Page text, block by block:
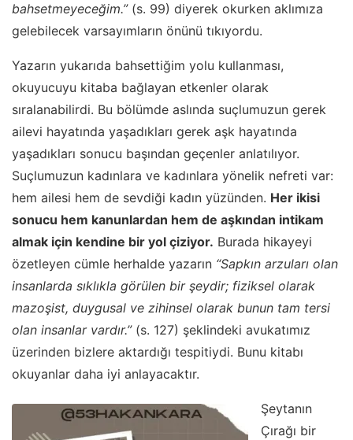
bahsetmeyeceğim.”(s. 99) diyerek okurken aklımıza
gelebilecek varsayımların önünü tıkıyordu.
Yazarın yukarıda bahsettiğim yolu kullanması,
okuyucuyu kitaba bağlayan etkenler olarak
sıralanabilirdi. Bu bölümde aslında suçlumuzun gerek
ailevi hayatında yaşadıkları gerek aşk hayatında
yaşadıkları sonucu başından geçenler anlatılıyor.
Suçlumuzun kadınlara ve kadınlara yönelik nefreti var:
hem ailesi hem de sevdiği kadın yüzünden. Her ikisi
sonucu hem kanunlardan hem de aşkından intikam
almak için kendine bir yol çiziyor. Burada hikayeyi
özetleyen cümle herhalde yazarın “Sapkın arzuları olan
insanlarda sıklıkla görülen bir şeydir; fiziksel olarak
mazoşist, duygusal ve zihinsel olarak bunun tam tersi
olan insanlar vardır.”(s. 127) şeklindeki avukatımız
üzerinden bizlere aktardığı tespitiydi. Bunu kitabı
okuyanlar daha iyi anlayacaktır.
Şeytanın
Çırağı bir